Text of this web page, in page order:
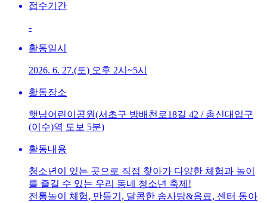
접수기간
-
활동일시
2026. 6. 27.(토) 오후 2시~5시
활동장소
햇님어린이공원(서초구 방배천로18길 42 / 총신대입구
(이수)역 도보 5분)
활동내용
청소년이 있는 곳으로 직접 찾아가 다양한 체험과 놀이
를 즐길 수 있는 우리 동네 청소년 축제!
전통놀이 체험, 만들기, 달콤한 솜사탕&음료, 센터 동아